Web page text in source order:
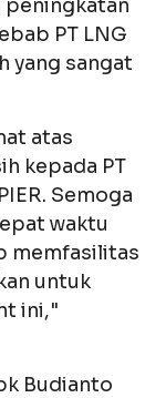
peningkatan
PT LNG
yang sangat
atas
kepada PT
Semoga
waktu
memfasilitas
untuk
ini,"
Budianto